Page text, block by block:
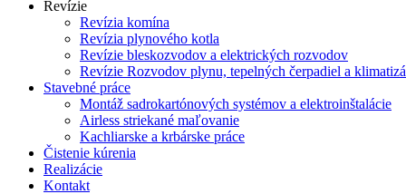
Revízie
Revízia komína
Revízia plynového kotla
Revízie bleskozvodov a elektrických rozvodov
Revízie Rozvodov plynu, tepelných čerpadiel a
Stavebné práce
Montáž sadrokartónových systémov a elektroinštalácie
Airless striekané maľovanie
Kachliarske a krbárske práce
Čistenie kúrenia
Realizácie
Kontakt